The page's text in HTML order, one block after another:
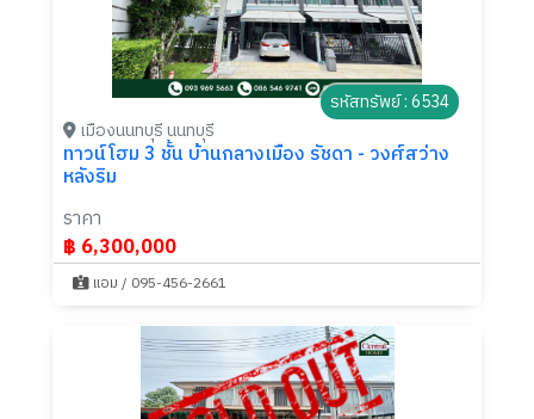
รหัสทรัพย์ : 6534
เมืองนนทบุรี นนทบุรี
ทาวน์โฮม 3 ชั้น บ้านกลางเมือง รัชดา - วงศ์สว่าง
หลังริม
ราคา
฿ 6,300,000
แอม / 095-456-2661